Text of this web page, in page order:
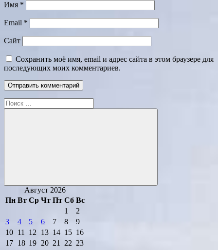
Имя *
Email *
Сайт
Сохранить моё имя, email и адрес сайта в этом браузере для
последующих моих комментариев.
Поиск
для:
Поиск
Август 2026
Пн Вт Ср Чт Пт Сб Вс
1
2
3
4 5 6 7 8
9
10 11 12 13 14 15 16
17 18 19 20 21 22 23